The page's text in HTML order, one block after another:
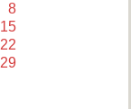
8
15
22
29